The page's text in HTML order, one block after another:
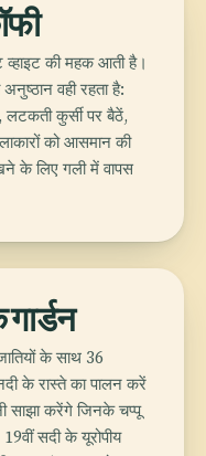
की महक आती है।
वही रहता है:
कुर्सी पर बैठें,
को आसमान की
के लिए गली में वापस
के साथ 36
के रास्ते का पालन करें
साझा करेंगे जिनके चप्पू
सदी के यूरोपीय